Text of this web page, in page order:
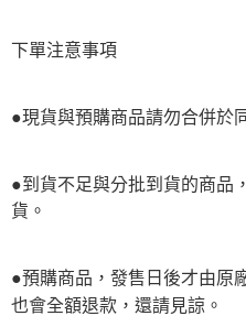
下單注意事項
●現貨與預購商品請勿合併於
●到貨不足與分批到貨的商品
貨。
●預購商品，發售日後才由原
也會全額退款，還請見諒。